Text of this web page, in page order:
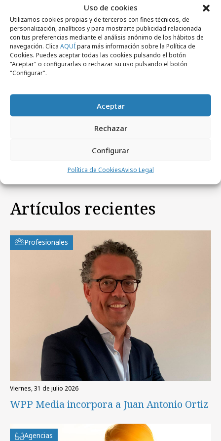
Uso de cookies
Utilizamos cookies propias y de terceros con fines técnicos, de
personalización, analíticos y para mostrarte publicidad relacionada
con tus preferencias mediante el análisis anónimo de los hábitos de
navegación. Clica AQUÍpara más información sobre la Política de
Cookies. Puedes aceptar todas las cookies pulsando el botón
"Aceptar" o configurarlas o rechazar su uso pulsando el botón
"Configurar".
Aceptar
Rechazar
Configurar
Política de CookiesAviso Legal
MAPFRE te invita a vivir el mejor tenis
Artículos recientes
Profesionales
viernes, 31 de julio 2026
WPP Media incorpora a Juan Antonio Ortiz
Agencias